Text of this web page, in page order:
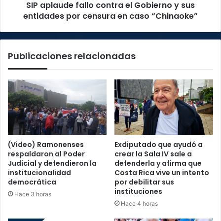
censura
SIP aplaude fallo contra el Gobierno y sus
entidades por censura en caso “Chinaoke”
Publicaciones relacionadas
(Video) Ramonenses
respaldaron al Poder
Judicial y defendieron la
institucionalidad
democrática
Hace 3 horas
Exdiputado que ayudó a
crear la Sala IV sale a
defenderla y afirma que
Costa Rica vive un intento
por debilitar sus
instituciones
Hace 4 horas